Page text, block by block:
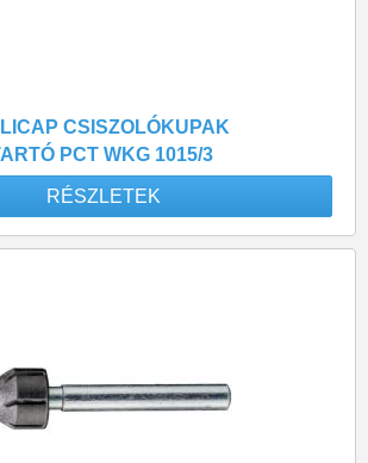
CSISZOLÓKUPAK
PCT WKG 1015/3
RÉSZLETEK